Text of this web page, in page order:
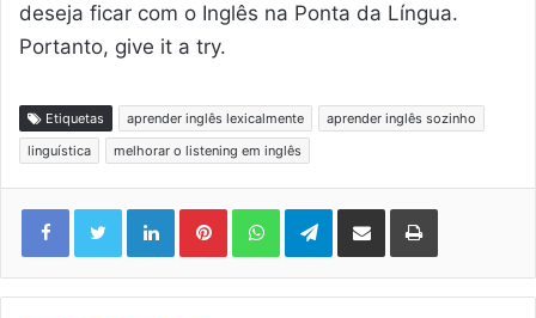
deseja ficar com o Inglês na Ponta da Língua.
Portanto, give it a try.
Etiquetas aprender inglês lexicalmente
aprender inglês sozinho
linguística
melhorar o listening em inglês
LinkedinPinterestWhatsAppTelegram
Compartilhar via e-mail Imprimir